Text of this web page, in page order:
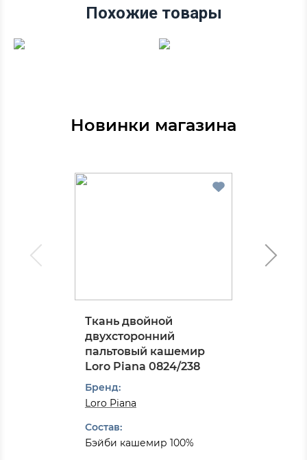
Похожие товары
Новинки магазина
Ткань двойной
двухсторонний
пальтовый кашемир
Loro Piana 0824/238
Бренд:
Loro Piana
Состав:
Бэйби кашемир 100%